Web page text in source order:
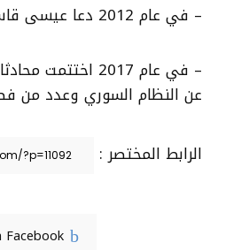
– في عام 2012 دعا عيسى قاسم؛ لبدء فعالية قبضة الثائرين في البحرين.
– في عام 2017
عن النظام السوري وعدد من
الرابط المختصر :
Facebook